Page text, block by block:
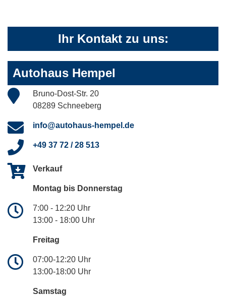
Ihr Kontakt zu uns:
Autohaus Hempel
Bruno-Dost-Str. 20
08289 Schneeberg
info@autohaus-hempel.de
+49 37 72 / 28 513
Verkauf
Montag bis Donnerstag
7:00 - 12:20 Uhr
13:00 - 18:00 Uhr
Freitag
07:00-12:20 Uhr
13:00-18:00 Uhr
Samstag